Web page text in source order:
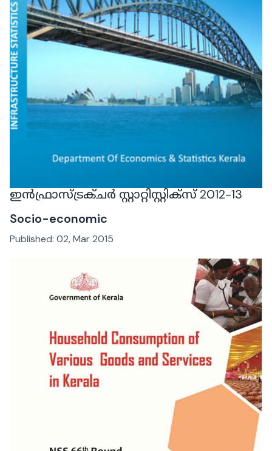
ഇന്‍ഫ്രാസ്ട്രക്ചര്‍ സ്റ്റാറ്റിസ്റ്റിക്സ് 2012-13
Socio-economic
Published: 02, Mar 2015